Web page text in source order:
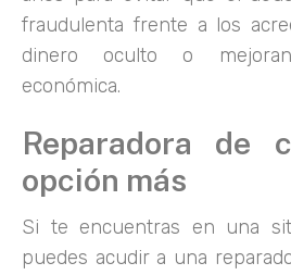
fraudulenta frente a los
dinero oculto o
económica.
Reparadora de
opción más
Si te encuentras en una
puedes acudir a una